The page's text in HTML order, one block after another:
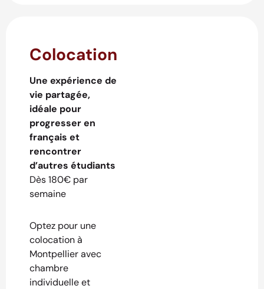
Colocation
Une expérience de
vie partagée,
idéale pour
progresser en
français et
rencontrer
d’autres étudiants
Dès 180€ par
semaine
Optez pour une
colocation à
Montpellier avec
chambre
individuelle et